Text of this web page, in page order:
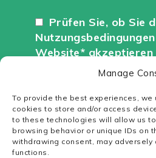
Manage
To provide the best experiences, we
cookies to store and/or access
to these technologies will allow us
browsing behavior or unique IDs on
withdrawing consent, may
functions.
Prüfen Sie, ob Sie
Website* akzeptieren